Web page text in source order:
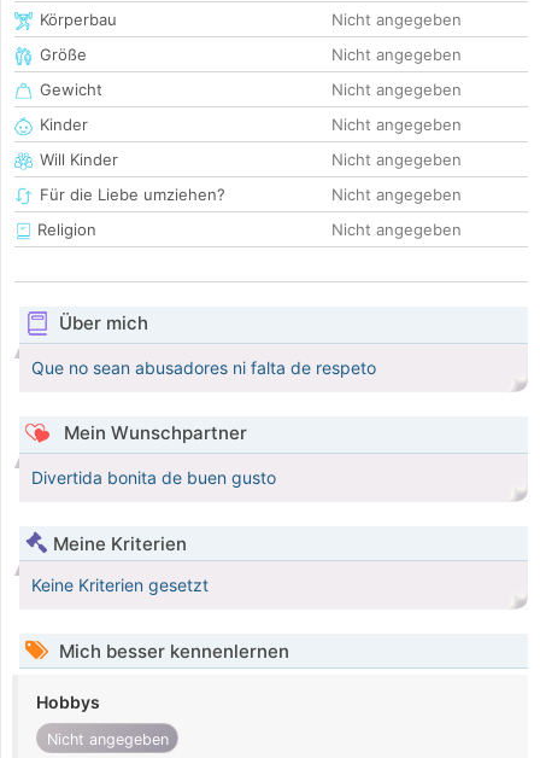
Körperbau
Nicht angegeben
Größe
Nicht angegeben
Gewicht
Nicht angegeben
Kinder
Nicht angegeben
Will Kinder
Nicht angegeben
Für die Liebe umziehen?
Nicht angegeben
Religion
Nicht angegeben
Über mich
Que no sean abusadores ni falta de respeto
Mein Wunschpartner
Divertida bonita de buen gusto
Meine Kriterien
Keine Kriterien gesetzt
Mich besser kennenlernen
Hobbys
Nicht angegeben